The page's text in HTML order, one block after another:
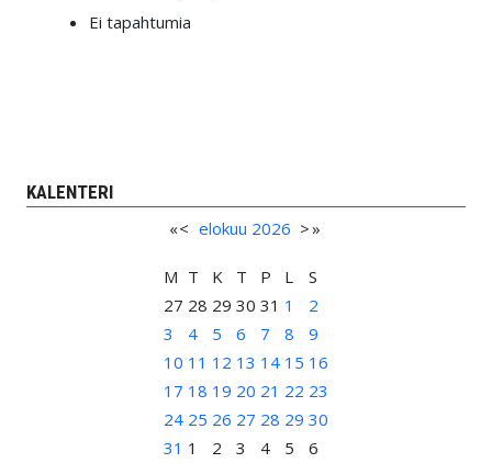
Ei tapahtumia
KALENTERI
«< elokuu 2026 >»
M T K T P L
S
27 28 29 30 31 1
2
3
4 5 6 7 8
9
10 11 12 13 14 15 16
17 18 19 20 21 22 23
24 25 26 27 28 29 30
31 1 2 3 4 5 6